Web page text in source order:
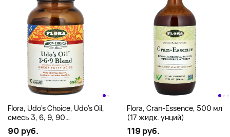
Flora, Udo's Choice, Udo's Oil,
смесь 3, 6, 9, 90
вегетарианских капсул
90 руб.
Flora, Cran-Essence, 500 мл
(17 жидк. унций)
119 руб.